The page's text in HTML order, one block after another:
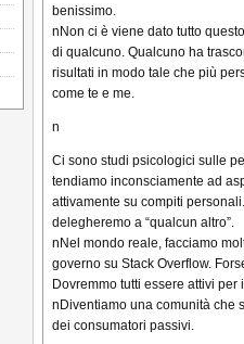
benissimo.
nNon ci è viene dato tutto
di qualcuno. Qualcuno ha
risultati in modo tale che più
come te e me.
n
Ci sono studi psicologici sulle
tendiamo inconsciamente ad
attivamente su compiti personali.
delegheremo a “qualcun altro”.
n Nel mondo reale, facciamo
governo su Stack Overflow.
Dovremmo tutti essere attivi per
n Diventiamo una comunità che
dei consumatori passivi.